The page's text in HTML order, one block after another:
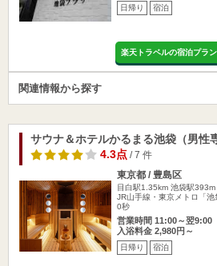
日帰り 宿泊
楽天トラベルの宿泊プラ
関連情報から探す
サウナ＆ホテルかるまる池袋（男性
4.3点/ 7 件
東京都 / 豊島区
目白駅1.35km 池袋駅393m
JR山手線・東京メトロ「
0秒
営業時間 11:00～翌9:00
入浴料金 2,980円～
日帰り 宿泊